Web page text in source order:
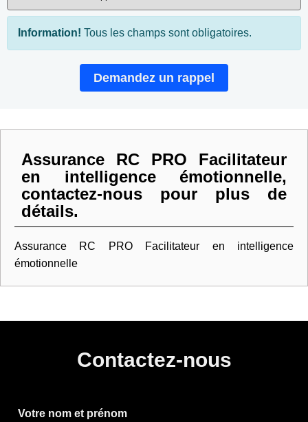
Information! Tous les champs sont obligatoires.
Demandez un rappel
Assurance RC PRO Facilitateur
en intelligence émotionnelle,
contactez-nous pour plus de
détails.
Assurance RC PRO Facilitateur en intelligence
émotionnelle
Contactez-nous
Votre nom et prénom